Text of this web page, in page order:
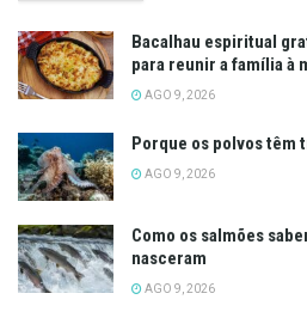
Bacalhau espiritual
para reunir a família à
AGO 9, 2026
Porque os polvos têm
AGO 9, 2026
Como os salmões
nasceram
AGO 9, 2026